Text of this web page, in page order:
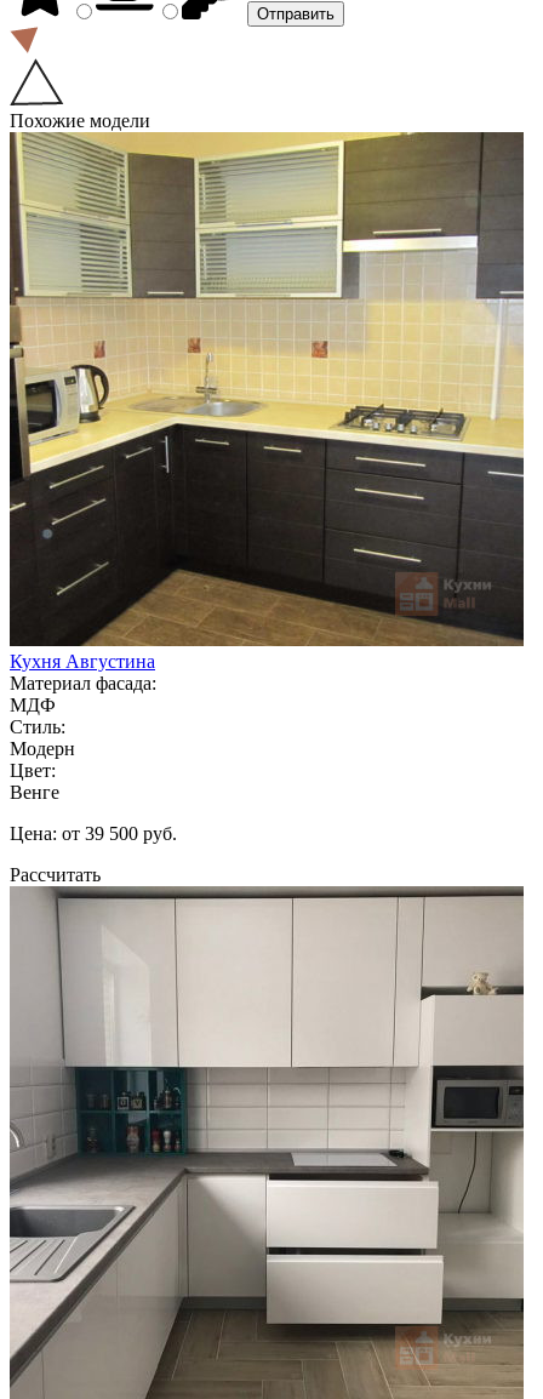
Похожие модели
Кухня Августина
Материал фасада:
МДФ
Стиль:
Модерн
Цвет:
Венге
Цена: от 39 500 руб.
Рассчитать